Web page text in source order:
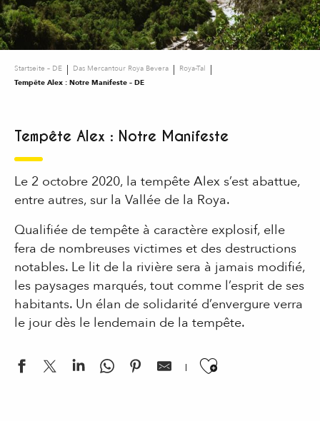
Startseite – DE Das Mercantour Roya Bevera
Roya-Tal
Tempête Alex : Notre Manifeste – DE
Tempête Alex : Notre Manifeste
Le 2 octobre 2020, la tempête Alex s’est abattue,
entre autres, sur la Vallée de la Roya.
Qualifiée de tempête à caractère explosif, elle
fera de nombreuses victimes et des destructions
notables. Le lit de la rivière sera à jamais modifié,
les paysages marqués, tout comme l’esprit de ses
habitants. Un élan de solidarité d’envergure verra
le jour dès le lendemain de la tempête.
Ajouter